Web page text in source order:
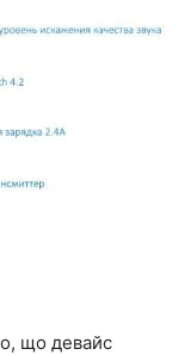
що девайс